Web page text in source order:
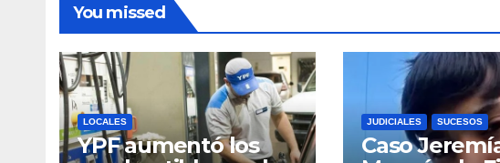
You missed
LOCALES
YPF aumentó los
JUDICIALES SUCESOS
Caso